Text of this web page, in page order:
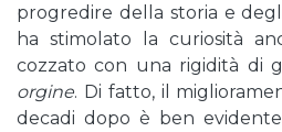
progredire della storia e
ha stimolato la curiosità
cozzato con una rigidità di
orgine. Di fatto, il
decadi dopo è ben